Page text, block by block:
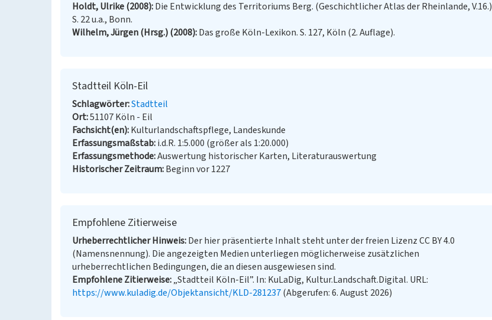
Holdt, Ulrike (2008) Die Entwicklung des Territoriums Berg. (Geschichtlicher Atlas der Rheinlande, V.16.)
S. 22 u.a., Bonn.
Wilhelm, Jürgen (Hrsg.) (2008) Das große Köln-Lexikon. S. 127, Köln (2. Auflage).
Stadtteil Köln-Eil
Schlagwörter Stadtteil
Ort 51107 Köln - Eil
Fachsicht(en) Kulturlandschaftspflege, Landeskunde
Erfassungsmaßstab i.d.R. 1:5.000 (größer als 1:20.000)
Erfassungsmethode Auswertung historischer Karten, Literaturauswertung
Historischer Zeitraum Beginn vor 1227
Empfohlene Zitierweise
Urheberrechtlicher Hinweis Der hier präsentierte Inhalt steht unter der freien Lizenz CC BY 4.0
(Namensnennung). Die angezeigten Medien unterliegen möglicherweise zusätzlichen
urheberrechtlichen Bedingungen, die an diesen ausgewiesen sind.
Empfohlene Zitierweise „Stadtteil Köln-Eil”. In: KuLaDig, Kultur.Landschaft.Digital. URL:
https://www.kuladig.de/Objektansicht/KLD-281237(Abgerufen: 6. August 2026)